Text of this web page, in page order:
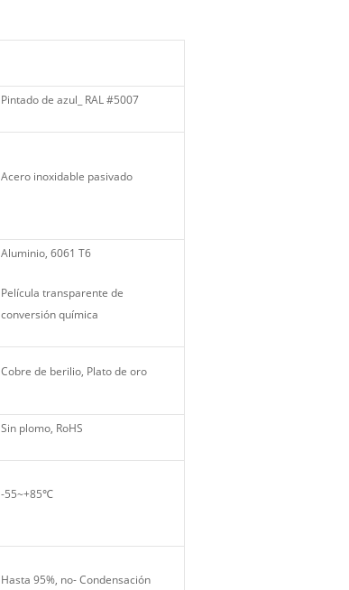
Pintado de azul_ RAL #5007
Acero inoxidable pasivado
Aluminio, 6061 T6
Película transparente de
conversión química
Cobre de berilio, Plato de oro
Sin plomo, RoHS
-55~+85℃
Hasta 95%, no- Condensación